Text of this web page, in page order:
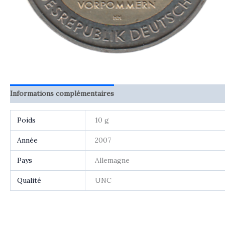
Informations complémentaires
Poids 10 g
Année 2007
Pays Allemagne
Qualité UNC